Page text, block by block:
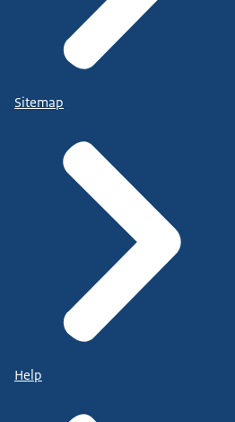
Sitemap
Help